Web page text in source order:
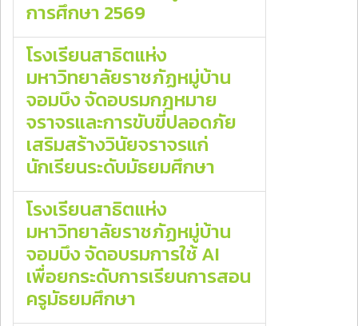
การศึกษา 2569
โรงเรียนสาธิตแห่ง
มหาวิทยาลัยราชภัฏหมู่บ้าน
จอมบึง จัดอบรมกฎหมาย
จราจรและการขับขี่ปลอดภัย
เสริมสร้างวินัยจราจรแก่
นักเรียนระดับมัธยมศึกษา
โรงเรียนสาธิตแห่ง
มหาวิทยาลัยราชภัฏหมู่บ้าน
จอมบึง จัดอบรมการใช้ AI
เพื่อยกระดับการเรียนการสอน
ครูมัธยมศึกษา